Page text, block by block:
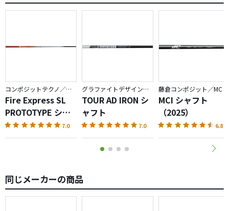
コンポジットテクノ／ファイアーエクスプレス
Fire Express SL
PROTOTYPE シャ
フト
7.0
グラファイトデザイン／TOUR AD
TOUR AD IRON シ
ャフト
7.0
藤倉コンポジット／MC
MCI シャフト
（2025）
6.8
同じメーカーの商品